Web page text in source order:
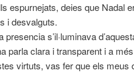
espurnejats, deies que Nadal
i desvalguts.
presencia s’il·luminava
parla clara i transparent i a
virtuts, vas fer que els